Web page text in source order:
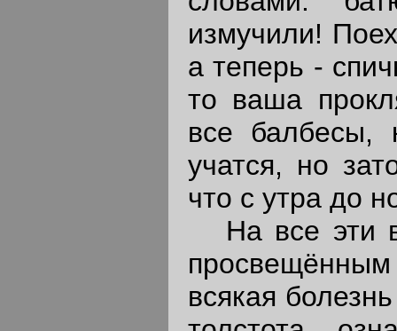
измучили!
а теперь -
то ваша
все балбесы,
учатся, но
что с утра до
На все эти
всякая